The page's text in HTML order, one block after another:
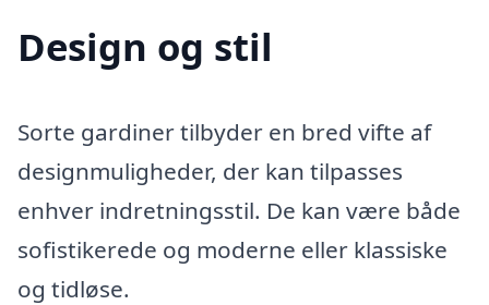
Design og stil
Sorte gardiner tilbyder en bred vifte af
designmuligheder, der kan tilpasses
enhver indretningsstil. De kan være både
sofistikerede og moderne eller klassiske
og tidløse.